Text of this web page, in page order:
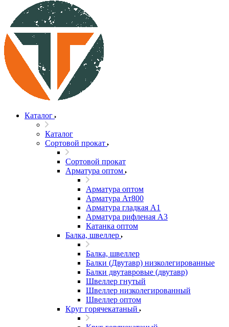
Каталог
Каталог
Сортовой прокат
Сортовой прокат
Арматура оптом
Арматура оптом
Арматура Ат800
Арматура гладкая А1
Арматура рифленая А3
Катанка оптом
Балка, швеллер
Балка, швеллер
Балки (Двутавр) низколегированные
Балки двутавровые (двутавр)
Швеллер гнутый
Швеллер низколегированный
Швеллер оптом
Круг горячекатаный